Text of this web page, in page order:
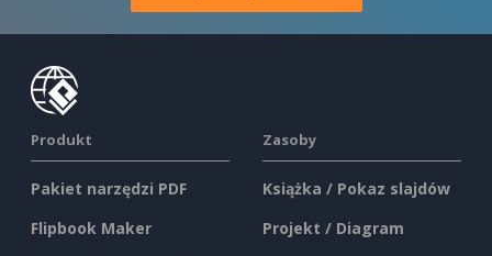
Produkt
Pakiet narzędzi PDF
Flipbook Maker
Zasoby
Książka / Pokaz slajdów
Projekt / Diagram